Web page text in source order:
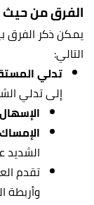
الفرق من
يمكن ذكر الفرق
التالي:
تدلي
إلى تدلي
الشديد
تقدم
وأربطة